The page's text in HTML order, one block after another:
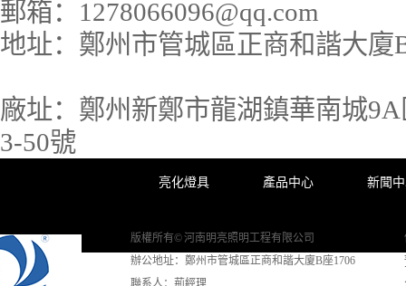
郵箱： 1278066096@qq.com
地址： 鄭州市管城區正商和諧大廈
廠址： 鄭州新鄭市龍湖鎮華南
3-50號
亮化燈具 產品中心 新聞
版權所有© 河南明亮照明工程有限公司
辦公地址：鄭州市管城區正商和諧大廈B座1706
聯系人：荊經理